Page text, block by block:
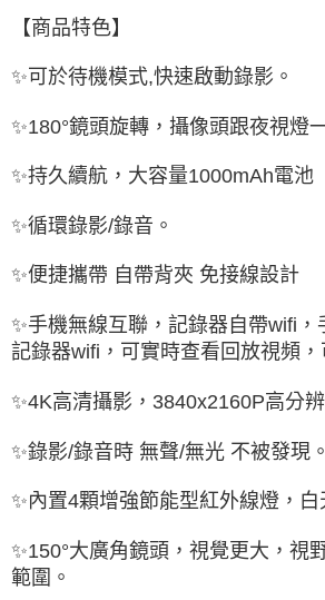
【商品特色】
✨可於待機模式,快速啟動錄影。
✨180°鏡頭旋轉，攝像頭跟夜視燈
✨持久續航，大容量1000mAh電池
✨循環錄影/錄音。
✨便捷攜帶 自帶背夾 免接線設計
✨手機無線互聯，記錄器自帶wifi
記錄器wifi，可實時查看回放視頻
✨4K高清攝影，3840x2160P高分
✨錄影/錄音時 無聲/無光 不被發現。
✨內置4顆增強節能型紅外線燈，白
✨150°大廣角鏡頭，視覺更大，視
範圍。